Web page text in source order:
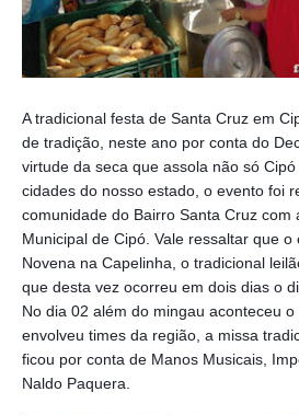
A tradicional festa de Santa Cruz em
de tradição, neste ano por conta do
virtude da seca que assola não só
cidades do nosso estado, o evento foi
comunidade do Bairro Santa Cruz com
Municipal de Cipó. Vale ressaltar que
Novena na Capelinha, o tradicional
que desta vez ocorreu em dois dias o
No dia 02 além do mingau aconteceu
envolveu times da região, a missa
ficou por conta de Manos Musicais,
Naldo Paquera.